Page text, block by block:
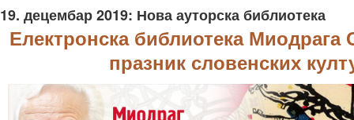
19. децембар 2019: Нова ауторска библиотека
Електронска библиотека
празник словенских